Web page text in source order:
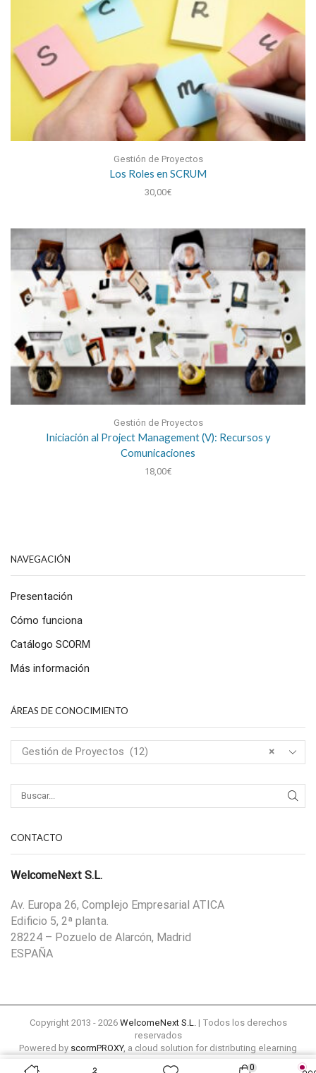
Gestión de Proyectos
Los Roles en SCRUM
30,00€
Gestión de Proyectos
Iniciación al Project Management (V): Recursos y
Comunicaciones
18,00€
NAVEGACIÓN
Presentación
Cómo funciona
Catálogo SCORM
Más información
ÁREAS DE CONOCIMIENTO
×
Gestión de Proyectos (12)
CONTACTO
WelcomeNext S.L.
Av. Europa 26, Complejo Empresarial ATICA
Edificio 5, 2ª planta.
28224 – Pozuelo de Alarcón, Madrid
ESPAÑA
Copyright 2013 - 2026 WelcomeNext S.L.
| Todos los derechos
reservados
Powered by scormPROXY, a cloud solution for distributing elearning
0